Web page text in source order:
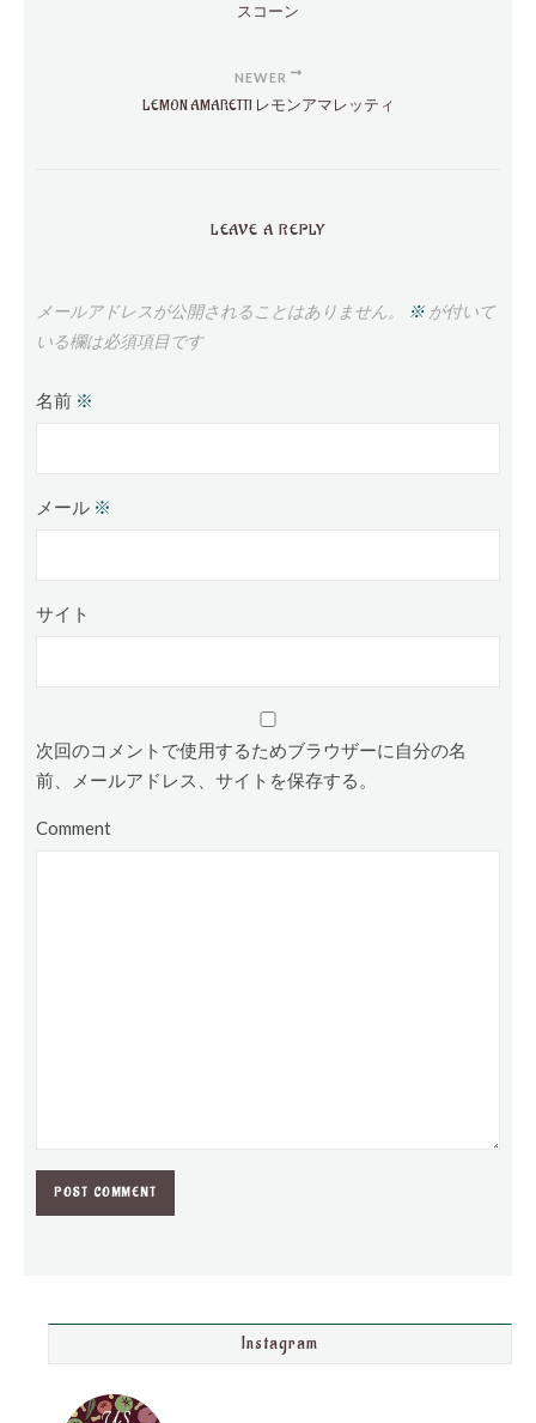
スコーン
NEWER
LEMON AMARETTI レモンアマレッティ
LEAVE A REPLY
メールアドレスが公開されることはありません。 ※が付いて
いる欄は必須項目です
名前 ※
メール ※
サイト
次回のコメントで使用するためブラウザーに自分の名
前、メールアドレス、サイトを保存する。
Comment
Instagram